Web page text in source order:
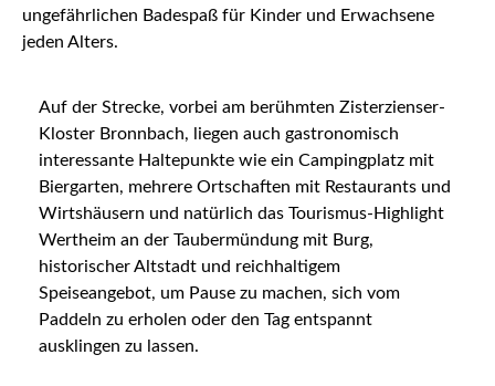
ungefährlichen Badespaß für Kinder und Erwachsene
jeden Alters.
Auf der Strecke, vorbei am berühmten Zisterzienser-
Kloster Bronnbach, liegen auch gastronomisch
interessante Haltepunkte wie ein Campingplatz mit
Biergarten, mehrere Ortschaften mit Restaurants und
Wirtshäusern und natürlich das Tourismus-Highlight
Wertheim an der Taubermündung mit Burg,
historischer Altstadt und reichhaltigem
Speiseangebot, um Pause zu machen, sich vom
Paddeln zu erholen oder den Tag entspannt
ausklingen zu lassen.